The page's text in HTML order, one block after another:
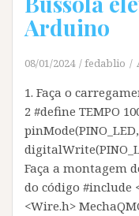
Arduino
08/01/2024 fedablio
1. Faça o
2 #define TEMPO
Faça a montagem
do código #include
<Wire.h>